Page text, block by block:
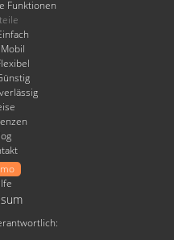
Funktionen
Mobil